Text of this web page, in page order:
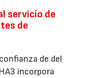
servicio de
de
de del
incorpora